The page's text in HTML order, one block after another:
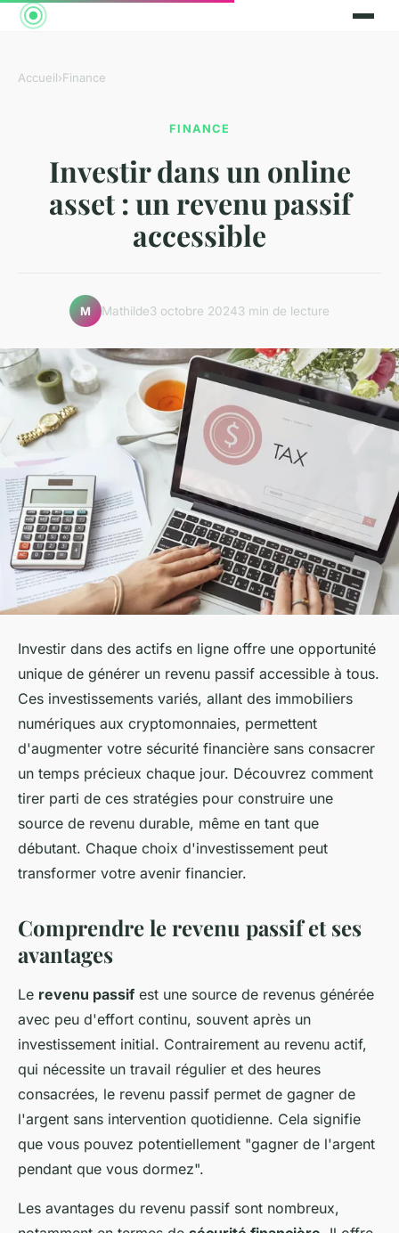
Accueil›Finance
FINANCE
Investir dans un online
asset : un revenu passif
accessible
M Mathilde3 octobre 20243 min de lecture
Investir dans des actifs en ligne offre une opportunité
unique de générer un revenu passif accessible à tous.
Ces investissements variés, allant des immobiliers
numériques aux cryptomonnaies, permettent
d'augmenter votre sécurité financière sans consacrer
un temps précieux chaque jour. Découvrez comment
tirer parti de ces stratégies pour construire une
source de revenu durable, même en tant que
débutant. Chaque choix d'investissement peut
transformer votre avenir financier.
Comprendre le revenu passif et ses
avantages
Le revenu passif est une source de revenus générée
avec peu d'effort continu, souvent après un
investissement initial. Contrairement au revenu actif,
qui nécessite un travail régulier et des heures
consacrées, le revenu passif permet de gagner de
l'argent sans intervention quotidienne. Cela signifie
que vous pouvez potentiellement "gagner de l'argent
pendant que vous dormez".
Les avantages du revenu passif sont nombreux,